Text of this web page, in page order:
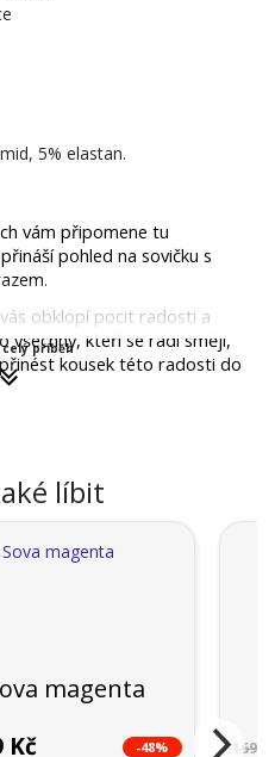
5% elastan.
vám připomene tu
pohled na sovičku s
obklopí pocit radosti a
všechny, kteří se rádi smějí,
kousek této radosti do
příběh
líbit
magenta
Kč -48% 169